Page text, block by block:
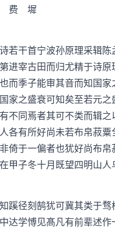
费 墀
干首宁波孙原理采辑陈
进宰古田而归尤精于诗
而季子能审其音而知国
家之盛衰可知矣至若元
不同焉者其可不类而辑
各有所好尚未若布帛菽
倚于一偏者也犹好尚布
甲子冬十月既望四明山人
径刻鹄犹可冀其类于骛
达学愽见髙凡有前辈述